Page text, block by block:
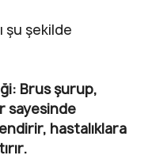
şu şekilde
Brus şurup,
sayesinde
hastalıklara